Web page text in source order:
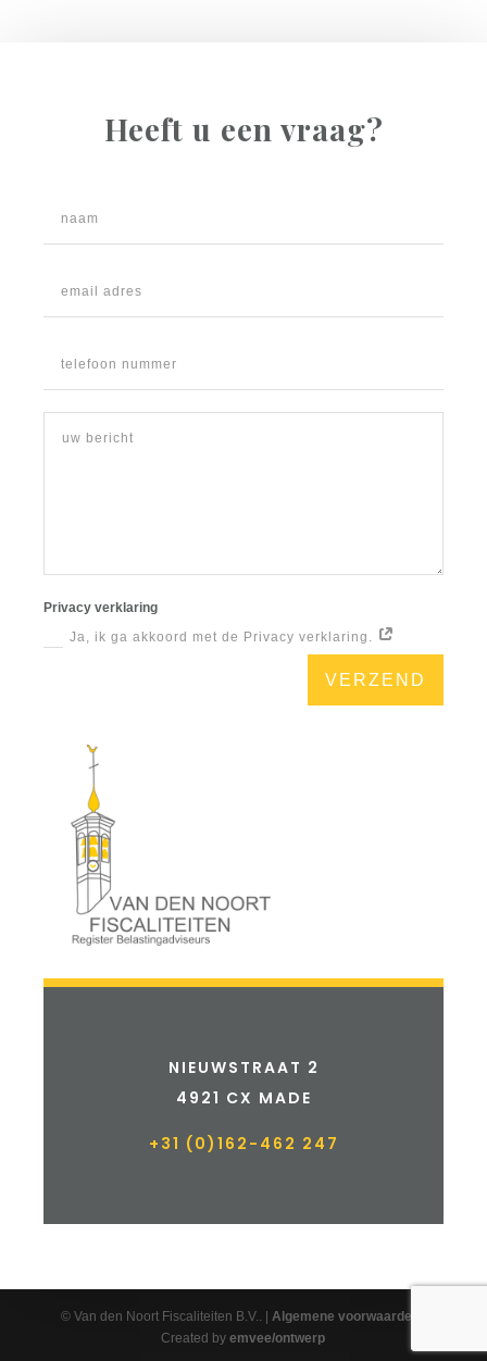
Heeft u een vraag?
Privacy verklaring
Ja, ik ga akkoord met de Privacy verklaring.
VERZEND
NIEUWSTRAAT 2
4921 CX MADE
+31 (0)162-462 247
© Van den Noort Fiscaliteiten B.V.. | Algemene voorwaarden
Created byemvee/ontwerp